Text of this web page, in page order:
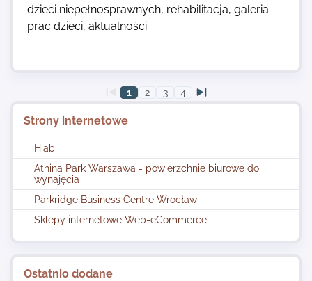
Strony internetowe
Hiab
Athina Park Warszawa - powierzchnie biurowe do
wynajęcia
Parkridge Business Centre Wrocław
Sklepy internetowe Web-eCommerce
Ostatnio dodane
dzieci niepełnosprawnych, rehabilitacja, galeria
prac dzieci, aktualności.
1 2 3 4